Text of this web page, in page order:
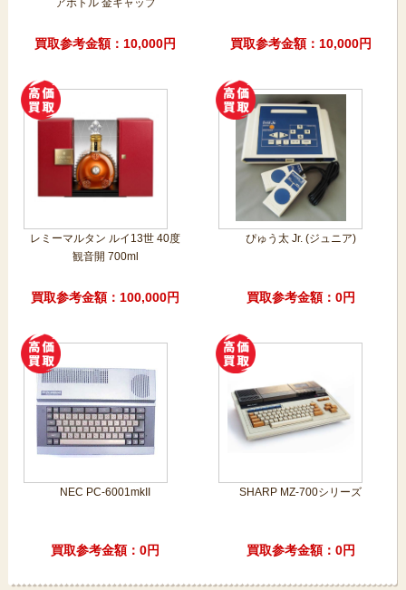
アボトル 金キャップ
買取参考金額：10,000円 買取参考金額：10,000円
レミーマルタン ルイ13世 40度
観音開 700ml
買取参考金額：100,000円
ぴゅう太 Jr. (ジュニア)
買取参考金額：0円
NEC PC-6001mkII
買取参考金額：0円
SHARP MZ-700シリーズ
買取参考金額：0円